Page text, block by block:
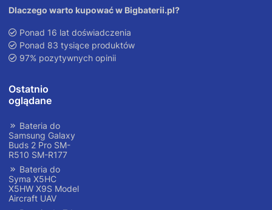
Dlaczego warto kupować w Bigbaterii.pl?
Ponad 16 lat doświadczenia
Ponad 83 tysiące produktów
97% pozytywnych opinii
Ostatnio
oglądane
Bateria do
Samsung Galaxy
Buds 2 Pro SM-
R510 SM-R177
Bateria do
Syma X5HC
X5HW X9S Model
Aircraft UAV